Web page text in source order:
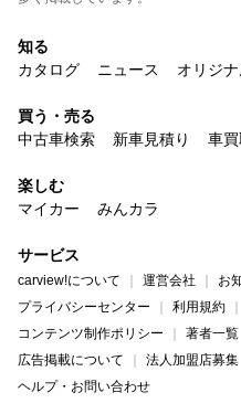
知る
カタログ
ニュース オリジ
買う・売る
中古車検索
新車見積り 車買
楽しむ
マイカー
みんカラ
サービス
carview!について 運営会社 お
プライバシーセンター
利用規約
コンテンツ制作ポリシー
著者一覧
広告掲載について
法人加盟店募集
ヘルプ・お問い合わせ